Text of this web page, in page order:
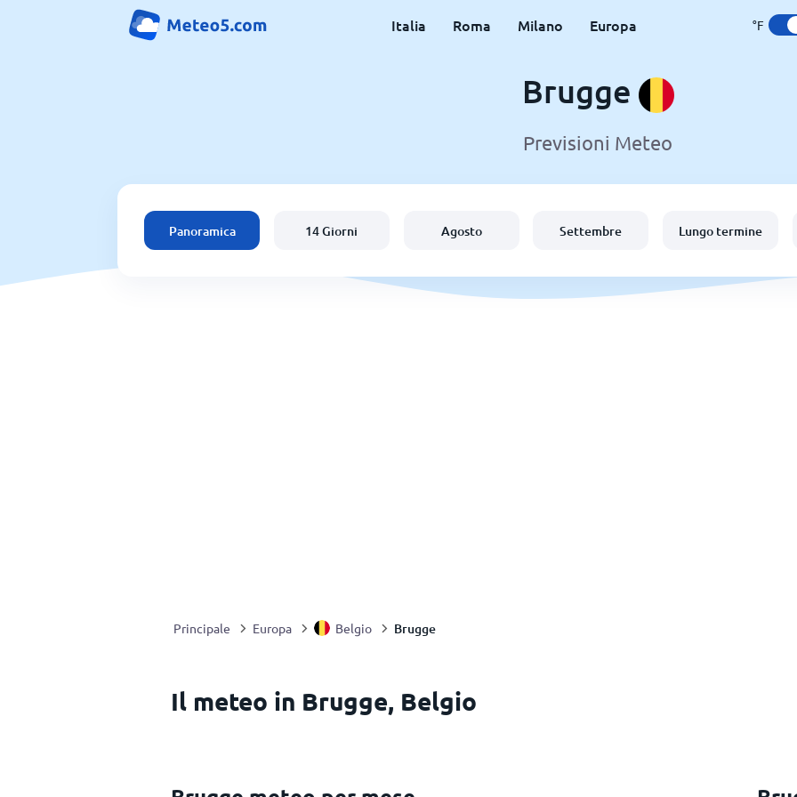
Italia Roma Milano Europa °F
Brugge
Previsioni Meteo
Panoramica 14 Giorni Agosto Settembre Lungo termine
Principale Europa Belgio Brugge
Il meteo in Brugge, Belgio